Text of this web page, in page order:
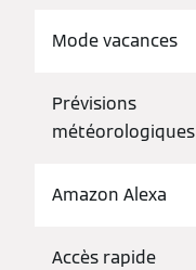
Mode vacances
Prévisions
météorologiques
Amazon Alexa
Accès rapide